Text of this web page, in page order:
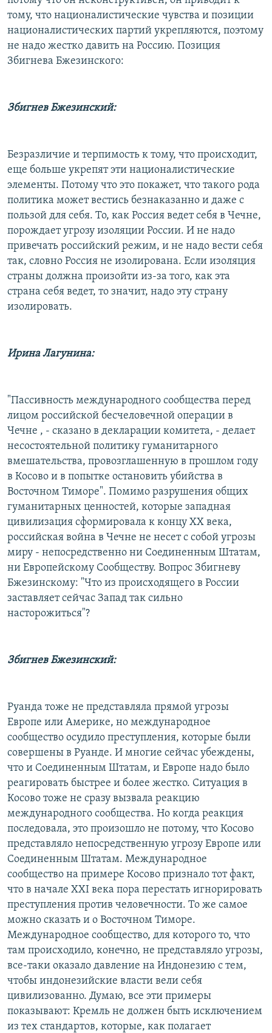
тому, что националистические чувства и позиции
националистических партий укрепляются, поэтому
не надо жестко давить на Россию. Позиция
Збигнева Бжезинского:
Збигнев Бжезинский:
Безразличие и терпимость к тому, что происходит,
еще больше укрепят эти националистические
элементы. Потому что это покажет, что такого рода
политика может вестись безнаказанно и даже с
пользой для себя. То, как Россия ведет себя в Чечне,
порождает угрозу изоляции России. И не надо
привечать российский режим, и не надо вести себя
так, словно Россия не изолирована. Если изоляция
страны должна произойти из-за того, как эта
страна себя ведет, то значит, надо эту страну
изолировать.
Ирина Лагунина:
"Пассивность международного сообщества перед
лицом российской бесчеловечной операции в
Чечне , - сказано в декларации комитета, - делает
несостоятельной политику гуманитарного
вмешательства, провозглашенную в прошлом году
в Косово и в попытке остановить убийства в
Восточном Тиморе". Помимо разрушения общих
гуманитарных ценностей, которые западная
цивилизация сформировала к концу ХХ века,
российская война в Чечне не несет с собой угрозы
миру - непосредственно ни Соединенным Штатам,
ни Европейскому Сообществу. Вопрос Збигневу
Бжезинскому: "Что из происходящего в России
заставляет сейчас Запад так сильно
насторожиться"?
Збигнев Бжезинский:
Руанда тоже не представляла прямой угрозы
Европе или Америке, но международное
сообщество осудило преступления, которые были
совершены в Руанде. И многие сейчас убеждены,
что и Соединенным Штатам, и Европе надо было
реагировать быстрее и более жестко. Ситуация в
Косово тоже не сразу вызвала реакцию
международного сообщества. Но когда реакция
последовала, это произошло не потому, что Косово
представляло непосредственную угрозу Европе или
Соединенным Штатам. Международное
сообщество на примере Косово признало тот факт,
что в начале XXI века пора перестать игнорировать
преступления против человечности. То же самое
можно сказать и о Восточном Тиморе.
Международное сообщество, для которого то, что
там происходило, конечно, не представляло угрозы,
все-таки оказало давление на Индонезию с тем,
чтобы индонезийские власти вели себя
цивилизованно. Думаю, все эти примеры
показывают: Кремль не должен быть исключением
из тех стандартов, которые, как полагает